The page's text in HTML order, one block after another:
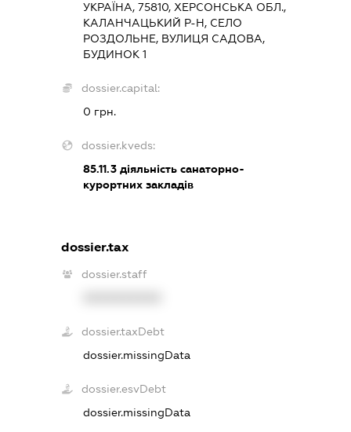
УКРАЇНА, 75810, ХЕРСОНСЬКА ОБЛ.,
КАЛАНЧАЦЬКИЙ Р-Н, СЕЛО
РОЗДОЛЬНЕ, ВУЛИЦЯ САДОВА,
БУДИНОК 1
dossier.capital:
0 грн.
dossier.kveds:
85.11.3 діяльність санаторно-
курортних закладів
dossier.tax
dossier.staff
dossier.taxDebt
dossier.missingData
dossier.esvDebt
dossier.missingData